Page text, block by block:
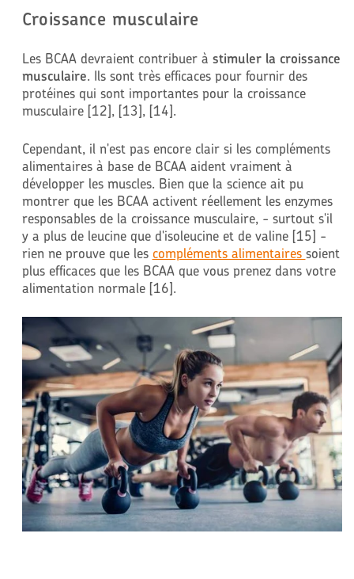
Croissance musculaire
Les BCAA devraient contribuer à stimuler la croissance
musculaire. Ils sont très efficaces pour fournir des
protéines qui sont importantes pour la croissance
musculaire [12], [13], [14].
Cependant, il n'est pas encore clair si les compléments
alimentaires à base de BCAA aident vraiment à
développer les muscles. Bien que la science ait pu
montrer que les BCAA activent réellement les enzymes
responsables de la croissance musculaire, - surtout s'il
y a plus de leucine que d'isoleucine et de valine [15] -
rien ne prouve que les compléments alimentaires soient
plus efficaces que les BCAA que vous prenez dans votre
alimentation normale [16].